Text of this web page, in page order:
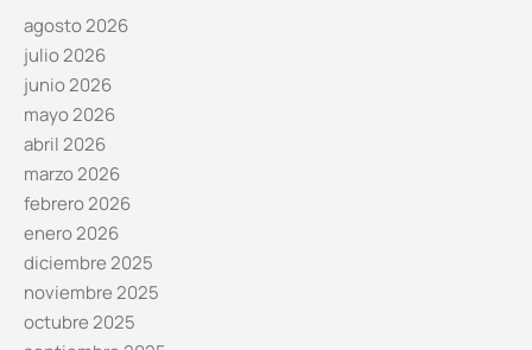
agosto 2026
julio 2026
junio 2026
mayo 2026
abril 2026
marzo 2026
febrero 2026
enero 2026
diciembre 2025
noviembre 2025
octubre 2025